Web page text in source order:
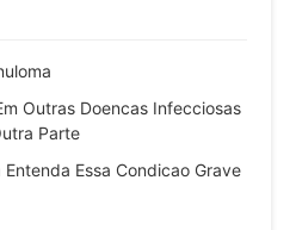
Outras Doencas Infecciosas
Parte
Entenda Essa Condicao Grave